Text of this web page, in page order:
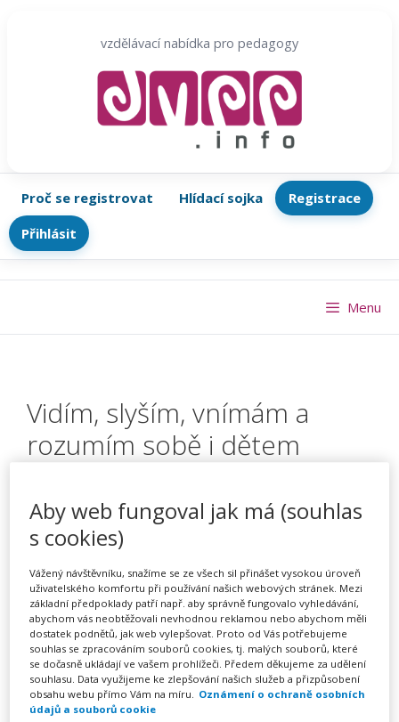
vzdělávací nabídka pro pedagogy
Proč se registrovat Hlídací sojka
Registrace
Přihlásit
Vidím, slyším, vnímám a
rozumím sobě i dětem
PořádáZřetel, s.r.o.
03. 12. 2026
MÍSTO
Pardubický
CENA
Menu
Aby web fungoval jak má (souhlas
s cookies)
Vážený návštěvníku, snažíme se ze všech sil přinášet vysokou úroveň
uživatelského komfortu při používání našich webových stránek. Mezi
základní předpoklady patří např. aby správně fungovalo vyhledávání,
abychom vás neobtěžovali nevhodnou reklamou nebo abychom měli
dostatek podnětů, jak web vylepšovat. Proto od Vás potřebujeme
souhlas se zpracováním souborů cookies, tj. malých souborů, které
se dočasně ukládají ve vašem prohlížeči. Předem děkujeme za udělení
souhlasu. Data využijeme ke zlepšování našich služeb a přizpůsobení
obsahu webu přímo Vám na míru. Oznámení o ochraně osobních
údajů a souborů cookie